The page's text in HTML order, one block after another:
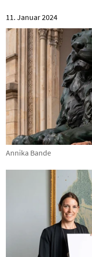
11. Januar 2024
Annika Bande